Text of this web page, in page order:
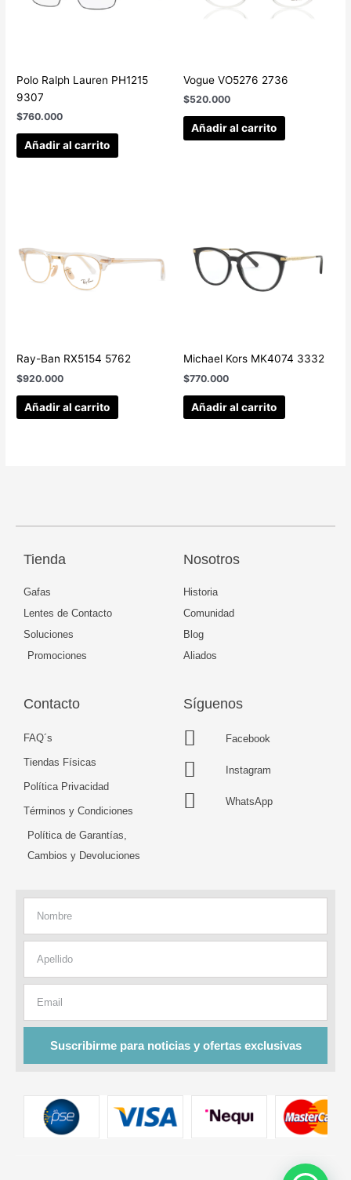
Polo Ralph Lauren PH1215
9307
$760.000
Añadir al carrito
Vogue VO5276 2736
$520.000
Añadir al carrito
Ray-Ban RX5154 5762
$920.000
Añadir al carrito
Michael Kors MK4074 3332
$770.000
Añadir al carrito
Tienda
Gafas
Lentes de Contacto
Soluciones
Promociones
Nosotros
Historia
Comunidad
Blog
Aliados
Contacto
FAQ´s
Tiendas Físicas
Política Privacidad
Términos y Condiciones
Política de Garantías,
Cambios y Devoluciones
Síguenos
Facebook
Instagram
WhatsApp
Suscribirme para noticias y ofertas exclusivas